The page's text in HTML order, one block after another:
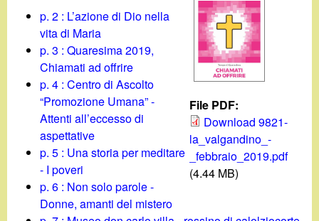
i
c
r
a
File PDF:
Download 9821-
la_valgandino_-
_febbraio_2019.pdf
(4.44 MB)
p. 2 : L’azione di Dio nella
vita di Maria
p. 3 : Quaresima 2019,
Chiamati ad offrire
p. 4 : Centro di Ascolto
“Promozione Umana” -
Attenti all’eccesso di
aspettative
p. 5 : Una storia per meditare
- I poveri
p. 6 : Non solo parole -
Donne, amanti del mistero